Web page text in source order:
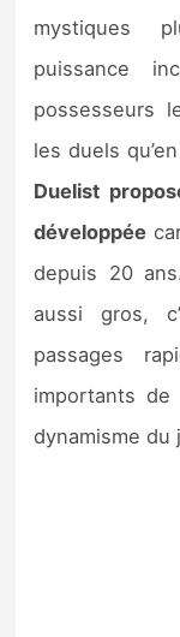
mystiques
puissance
possesseurs
les duels
Duelist
développée
depuis 20
aussi gros,
passages
importants
dynamisme du